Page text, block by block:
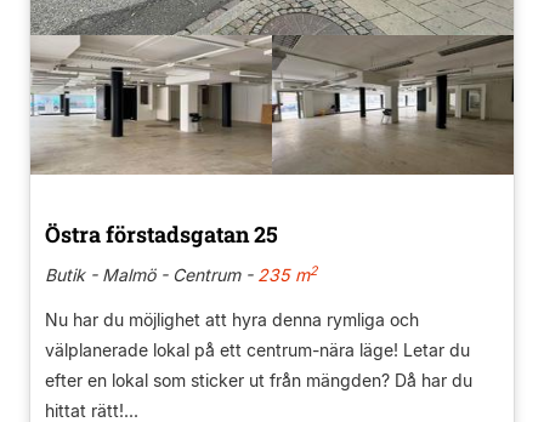
Östra förstadsgatan 25
Butik - Malmö - Centrum -235 m2
Nu har du möjlighet att hyra denna rymliga och
välplanerade lokal på ett centrum-nära läge! Letar du
efter en lokal som sticker ut från mängden? Då har du
hittat rätt!...